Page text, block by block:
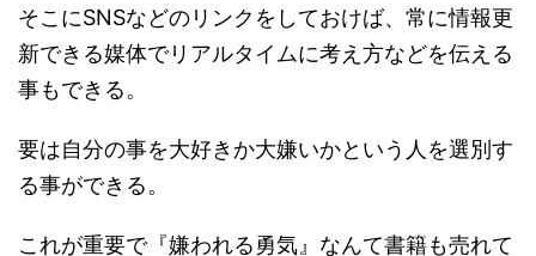
そこにSNSなどのリンクをしておけば、常に情報更
新できる媒体でリアルタイムに考え方などを伝える
事もできる。
要は自分の事を大好きか大嫌いかという人を選別す
る事ができる。
これが重要で『嫌われる勇気』なんて書籍も売れて